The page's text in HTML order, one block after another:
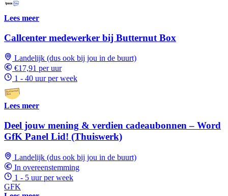
Lees meer
Callcenter medewerker bij Butternut Box
Landelijk (dus ook bij jou in de buurt)
€17,91 per uur
1 - 40 uur per week
Lees meer
Deel jouw mening & verdien cadeaubonnen – Word
GfK Panel Lid! (Thuiswerk)
Landelijk (dus ook bij jou in de buurt)
In overeenstemming
1 - 5 uur per week
GFK